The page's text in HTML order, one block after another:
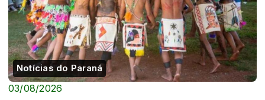
Notícias do Paraná
03/08/2026